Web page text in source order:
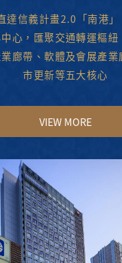
達信義計畫2.0「南港
心，匯聚交通轉運樞紐
廊帶、軟體及會展產
市更新等五大核心
VIEW MORE